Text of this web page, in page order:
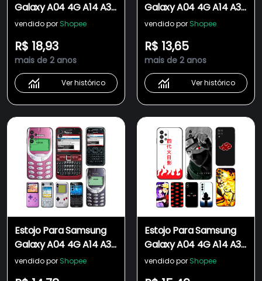
Galaxy A04 4G A14 A34
A54 5G Capa De
Bola De Dragão tpu
Preta DBZ GOKU
vendido por Shopee
R$ 18,93
mais de 2 anos
Ver histórico
Galaxy A04 4G A14 A34
A54 5G Capa De
Macia Preta tpu Cool
Sports Car
vendido por Shopee
R$ 13,65
mais de 2 anos
Ver histórico
Estojo Para Samsung
Galaxy A04 4G A14 A34
A54 5G Capa De
vendido por Shopee
Estojo Para Samsung
Galaxy A04 4G A14 A34
A54 5G Capa De
vendido por Shopee